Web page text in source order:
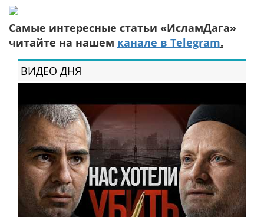
Самые интересные статьи «ИсламДага»
читайте на нашем канале в Telegram.
ВИДЕО ДНЯ